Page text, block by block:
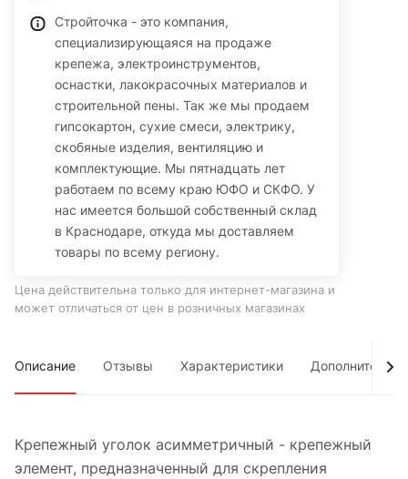
Стройточка - это компания,
специализирующаяся на продаже
крепежа, электроинструментов,
оснастки, лакокрасочных материалов и
строительной пены. Так же мы продаем
гипсокартон, сухие смеси, электрику,
скобяные изделия, вентиляцию и
комплектующие. Мы пятнадцать лет
работаем по всему краю ЮФО и СКФО. У
нас имеется большой собственный склад
в Краснодаре, откуда мы доставляем
товары по всему региону.
Цена действительна только для интернет-магазина и
может отличаться от цен в розничных магазинах
Описание Отзывы Характеристики Дополнительно
Крепежный уголок асимметричный - крепежный
элемент, предназначенный для скрепления